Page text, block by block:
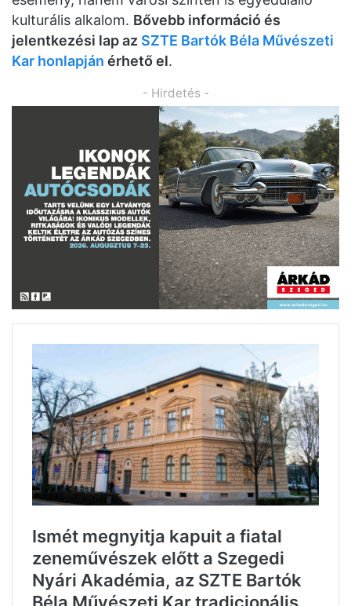
kulturális alkalom. Bővebb információ és
jelentkezési lap az SZTE Bartók Béla Művészeti
Kar honlapján érhető el.
- Hirdetés -